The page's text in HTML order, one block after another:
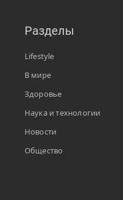
Разделы
Lifestyle
В мире
Здоровье
Наука и технологии
Новости
Общество